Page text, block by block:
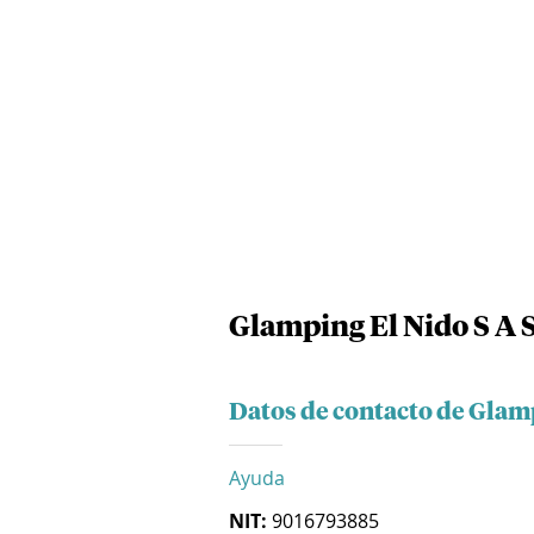
Glamping El Nido S A
Datos de contacto de
Ayuda
NIT: 9016793885